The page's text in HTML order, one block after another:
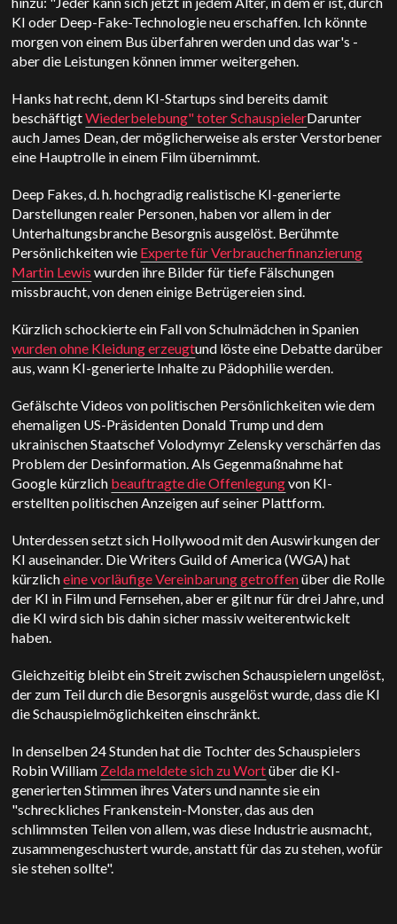
KI oder Deep-Fake-Technologie neu erschaffen. Ich könnte
morgen von einem Bus überfahren werden und das war's -
aber die Leistungen können immer weitergehen.
Hanks hat recht, denn KI-Startups sind bereits damit
beschäftigtWiederbelebung" toter SchauspielerDarunter
auch James Dean, der möglicherweise als erster Verstorbener
eine Hauptrolle in einem Film übernimmt.
Deep Fakes, d. h. hochgradig realistische KI-generierte
Darstellungen realer Personen, haben vor allem in der
Unterhaltungsbranche Besorgnis ausgelöst. Berühmte
Persönlichkeiten wie Experte für Verbraucherfinanzierung
Martin Lewis wurden ihre Bilder für tiefe Fälschungen
missbraucht, von denen einige Betrügereien sind.
Kürzlich schockierte ein Fall von Schulmädchen in Spanien
wurden ohne Kleidung erzeugtund löste eine Debatte darüber
aus, wann KI-generierte Inhalte zu Pädophilie werden.
Gefälschte Videos von politischen Persönlichkeiten wie dem
ehemaligen US-Präsidenten Donald Trump und dem
ukrainischen Staatschef Volodymyr Zelensky verschärfen das
Problem der Desinformation. Als Gegenmaßnahme hat
Google kürzlich beauftragte die Offenlegungvon KI-
erstellten politischen Anzeigen auf seiner Plattform.
Unterdessen setzt sich Hollywood mit den Auswirkungen der
KI auseinander. Die Writers Guild of America (WGA) hat
kürzlicheine vorläufige Vereinbarung getroffenüber die Rolle
der KI in Film und Fernsehen, aber er gilt nur für drei Jahre, und
die KI wird sich bis dahin sicher massiv weiterentwickelt
haben.
Gleichzeitig bleibt ein Streit zwischen Schauspielern ungelöst,
der zum Teil durch die Besorgnis ausgelöst wurde, dass die KI
die Schauspielmöglichkeiten einschränkt.
In denselben 24 Stunden hat die Tochter des Schauspielers
Robin William Zelda meldete sich zu Wortüber die KI-
generierten Stimmen ihres Vaters und nannte sie ein
"schreckliches Frankenstein-Monster, das aus den
schlimmsten Teilen von allem, was diese Industrie ausmacht,
zusammengeschustert wurde, anstatt für das zu stehen, wofür
sie stehen sollte".